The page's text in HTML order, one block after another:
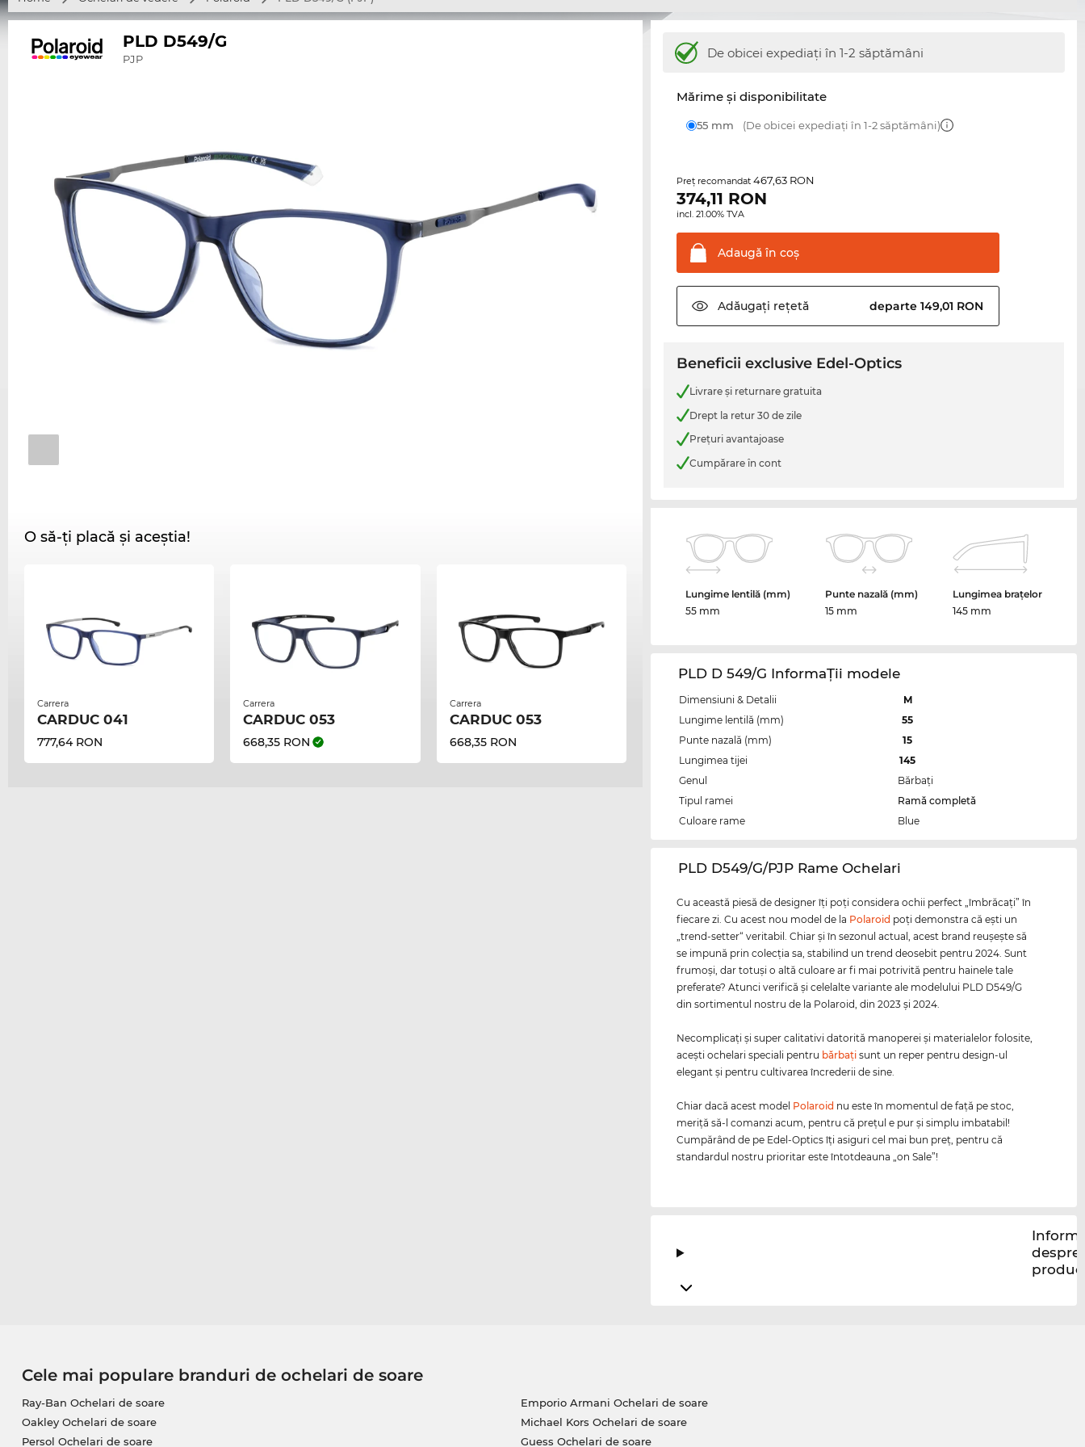
PLD D549/G
PJP
O să-ți placă și aceștia!
Carrera
CARDUC 041
777,64 RON
Carrera
CARDUC 053
668,35 RON
Carrera
CARDUC 053
668,35 RON
De obicei expediați în 1-2 săptămâni
Mărime şi disponibilitate
55 mm (De obicei expediați în 1-2 săptămâni)
Preţ recomandat467,63 RON
374,11 RON
incl. 21.00% TVA
Adaugă în coş
Adăugați rețetă departe 149,01 RON
Beneficii exclusive Edel-Optics
Livrare şi returnare gratuita
Drept la retur 30 de zile
Preţuri avantajoase
Cumpărare în cont
Lungime lentilă (mm)
55 mm
Punte nazală (mm)
15 mm
Lungimea brațelor
145 mm
PLD D 549/G InformaŢii modele
Dimensiuni & Detalii
M
Lungime lentilă (mm)
55
Punte nazală (mm)
15
Lungimea tijei
145
Genul
Bărbaţi
Tipul ramei
Ramă completă
Culoare rame
Blue
‌PLD D549/G/PJP Rame Ochelari
Cu această piesă de designer îţi poţi considera ochii perfect „îmbrăcaţi” în
fiecare zi. Cu acest nou model de la Polaroid poţi demonstra că eşti un
„trend-setter“ veritabil. Chiar şi în sezonul actual, acest brand reuşeşte să
se impună prin colecţia sa, stabilind un trend deosebit pentru 2024. Sunt
frumoşi, dar totuşi o altă culoare ar fi mai potrivită pentru hainele tale
preferate? Atunci verifică şi celelalte variante ale modelului PLD D549/G
din sortimentul nostru de la Polaroid, din 2023 şi 2024.
Necomplicaţi şi super calitativi datorită manoperei şi materialelor folosite,
aceşti ochelari speciali pentru bărbaţi sunt un reper pentru design-ul
elegant şi pentru cultivarea încrederii de sine.
Chiar dacă acest model Polaroid nu este în momentul de faţă pe stoc,
meriţă să-l comanzi acum, pentru că preţul e pur şi simplu imbatabil!
Cumpărând de pe Edel-Optics îţi asiguri cel mai bun preţ, pentru că
standardul nostru prioritar este întotdeauna „on Sale”!
despre
Cele mai populare branduri de ochelari de soare
Ray-Ban Ochelari de soare
Oakley Ochelari de soare
Persol Ochelari de soare
Emporio Armani Ochelari de soare
Michael Kors Ochelari de soare
Guess Ochelari de soare